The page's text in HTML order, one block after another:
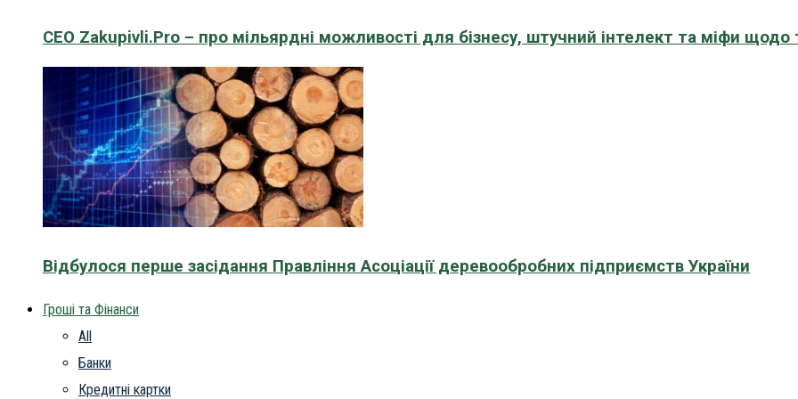
CEO Zakupivli.Pro – про мільярдні можливості для бізнесу, штучний інтелект та міфи щодо
Відбулося перше засідання Правління Асоціації деревообробних підприємств України
Гроші та Фінанси
All
Банки
Кредитні картки